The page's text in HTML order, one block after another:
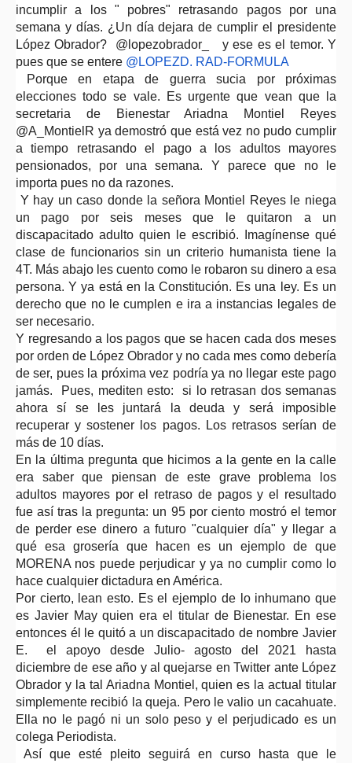
incumplir a los " pobres" retrasando pagos por una
semana y días. ¿Un día dejara de cumplir el presidente
López Obrador? @lopezobrador_ y ese es el temor. Y
pues que se entere @LOPEZD. RAD-FORMULA
Porque en etapa de guerra sucia por próximas
elecciones todo se vale. Es urgente que vean que la
secretaria de Bienestar Ariadna Montiel Reyes
@A_MontielR ya demostró que está vez no pudo cumplir
a tiempo retrasando el pago a los adultos mayores
pensionados, por una semana. Y parece que no le
importa pues no da razones.
Y hay un caso donde la señora Montiel Reyes le niega
un pago por seis meses que le quitaron a un
discapacitado adulto quien le escribió. Imagínense qué
clase de funcionarios sin un criterio humanista tiene la
4T. Más abajo les cuento como le robaron su dinero a esa
persona. Y ya está en la Constitución. Es una ley. Es un
derecho que no le cumplen e ira a instancias legales de
ser necesario.
Y regresando a los pagos que se hacen cada dos meses
por orden de López Obrador y no cada mes como debería
de ser, pues la próxima vez podría ya no llegar este pago
jamás. Pues, mediten esto: si lo retrasan dos semanas
ahora sí se les juntará la deuda y será imposible
recuperar y sostener los pagos. Los retrasos serían de
más de 10 días.
En la última pregunta que hicimos a la gente en la calle
era saber que piensan de este grave problema los
adultos mayores por el retraso de pagos y el resultado
fue así tras la pregunta: un 95 por ciento mostró el temor
de perder ese dinero a futuro "cualquier día" y llegar a
qué esa grosería que hacen es un ejemplo de que
MORENA nos puede perjudicar y ya no cumplir como lo
hace cualquier dictadura en América.
Por cierto, lean esto. Es el ejemplo de lo inhumano que
es Javier May quien era el titular de Bienestar. En ese
entonces él le quitó a un discapacitado de nombre Javier
E. el apoyo desde Julio- agosto del 2021 hasta
diciembre de ese año y al quejarse en Twitter ante López
Obrador y la tal Ariadna Montiel, quien es la actual titular
simplemente recibió la queja. Pero le valio un cacahuate.
Ella no le pagó ni un solo peso y el perjudicado es un
colega Periodista.
Así que esté pleito seguirá en curso hasta que le